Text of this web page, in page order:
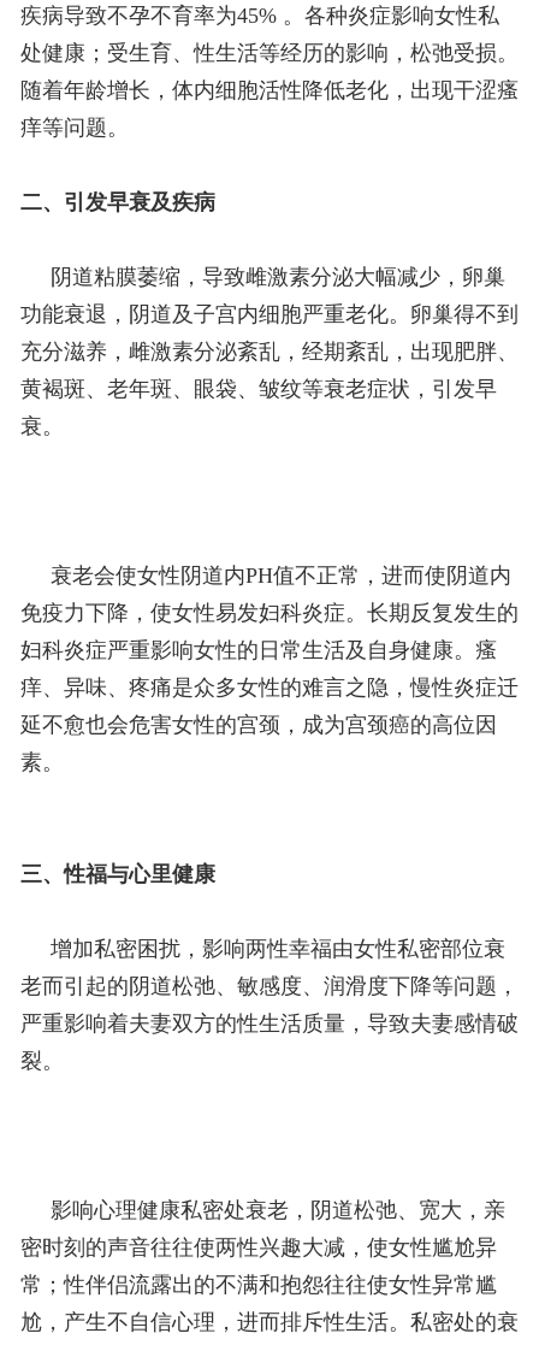
疾病导致不孕不育率为45% 。各种炎症影响女性私
处健康；受生育、性生活等经历的影响，松弛受损。
随着年龄增长，体内细胞活性降低老化，出现干涩瘙
痒等问题。
二、引发早衰及疾病
阴道粘膜萎缩，导致雌激素分泌大幅减少，卵巢
功能衰退，阴道及子宫内细胞严重老化。卵巢得不到
充分滋养，雌激素分泌紊乱，经期紊乱，出现肥胖、
黄褐斑、老年斑、眼袋、皱纹等衰老症状，引发早
衰。
衰老会使女性阴道内PH值不正常，进而使阴道内
免疫力下降，使女性易发妇科炎症。长期反复发生的
妇科炎症严重影响女性的日常生活及自身健康。瘙
痒、异味、疼痛是众多女性的难言之隐，慢性炎症迁
延不愈也会危害女性的宫颈，成为宫颈癌的高位因
素。
三、性福与心里健康
增加私密困扰，影响两性幸福由女性私密部位衰
老而引起的阴道松弛、敏感度、润滑度下降等问题，
严重影响着夫妻双方的性生活质量，导致夫妻感情破
裂。
影响心理健康私密处衰老，阴道松弛、宽大，亲
密时刻的声音往往使两性兴趣大减，使女性尴尬异
常；性伴侣流露出的不满和抱怨往往使女性异常尴
尬，产生不自信心理，进而排斥性生活。私密处的衰